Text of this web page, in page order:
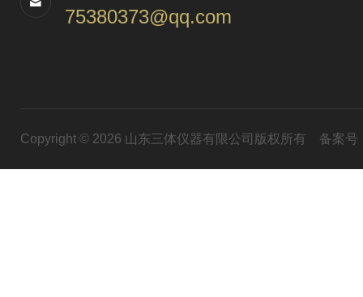
75380373@qq.com
Copyright © 2026 山东三体仪器有限公司版权所有 备案号